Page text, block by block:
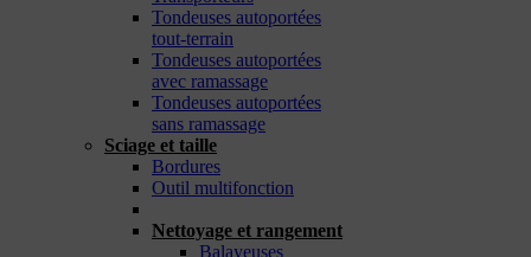
Tondeuses autoportées
tout-terrain
Tondeuses autoportées
avec ramassage
Tondeuses autoportées
sans ramassage
Sciage et taille
Bordures
Outil multifonction
Nettoyage et rangement
Balayeuses